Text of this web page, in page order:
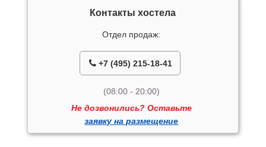
Контакты хостела
Отдел продаж:
+7 (495) 215-18-41
(08:00 - 20:00)
Не дозвонились? Оставьте
заявку на размещение